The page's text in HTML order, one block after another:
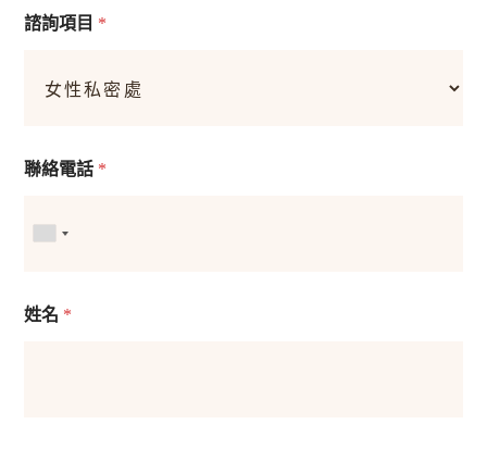
諮詢項目 *
聯絡電話 *
姓名 *